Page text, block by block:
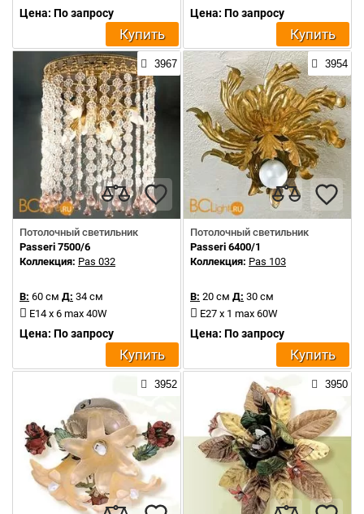
Цена: По запросу
Купить
Цена: По запросу
Купить
3967
Потолочный светильник
Passeri 7500/6
Коллекция: Pas 032
В: 60 см Д: 34 см
E14 x 6 max 40W
Цена: По запросу
Купить
3954
Потолочный светильник
Passeri 6400/1
Коллекция: Pas 103
В: 20 см Д: 30 см
E27 x 1 max 60W
Цена: По запросу
Купить
3952 3950